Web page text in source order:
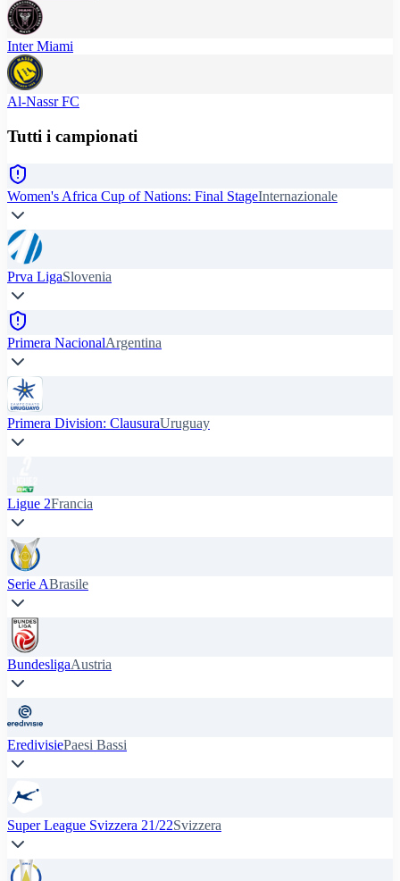
Inter Miami
Al-Nassr FC
Tutti i campionati
Women's Africa Cup of Nations: Final StageInternazionale
Prva LigaSlovenia
Primera NacionalArgentina
Primera Division: ClausuraUruguay
Ligue 2Francia
Serie ABrasile
BundesligaAustria
EredivisiePaesi Bassi
Super League Svizzera 21/22Svizzera